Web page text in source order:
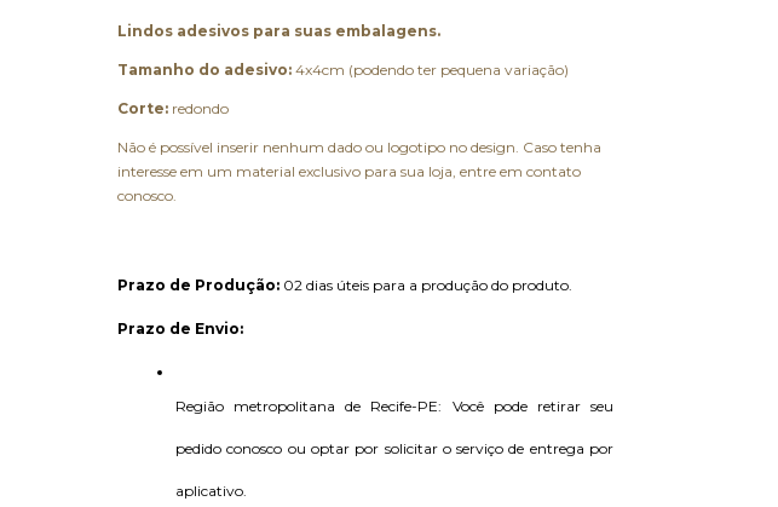
Lindos adesivos para suas embalagens.
Tamanho do adesivo: 4x4cm (podendo ter pequena variação)
Corte: redondo
Não é possível inserir nenhum dado ou logotipo no design. Caso tenha
interesse em um material exclusivo para sua loja, entre em contato
conosco.
Prazo de Produção: 02 dias úteis para a produção do produto.
Prazo de Envio:
Região metropolitana de Recife-PE: Você pode retirar seu
pedido conosco ou optar por solicitar o serviço de entrega por
aplicativo.